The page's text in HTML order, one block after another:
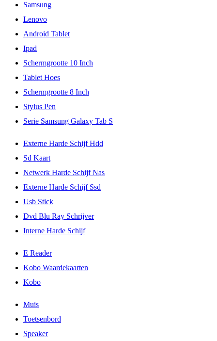
Samsung
Lenovo
Android Tablet
Ipad
Schermgrootte 10 Inch
Tablet Hoes
Schermgrootte 8 Inch
Stylus Pen
Serie Samsung Galaxy Tab S
Externe Harde Schijf Hdd
Sd Kaart
Netwerk Harde Schijf Nas
Externe Harde Schijf Ssd
Usb Stick
Dvd Blu Ray Schrijver
Interne Harde Schijf
E Reader
Kobo Waardekaarten
Kobo
Muis
Toetsenbord
Speaker